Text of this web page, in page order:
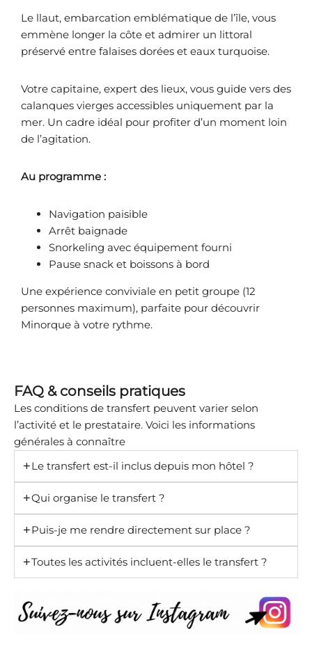
Le llaut, embarcation emblématique de l’île, vous
emmène longer la côte et admirer un littoral
préservé entre falaises dorées et eaux turquoise.
Votre capitaine, expert des lieux, vous guide vers des
calanques vierges accessibles uniquement par la
mer. Un cadre idéal pour profiter d’un moment loin
de l’agitation.
Au programme :
Navigation paisible
Arrêt baignade
Snorkeling avec équipement fourni
Pause snack et boissons à bord
Une expérience conviviale en petit groupe (12
personnes maximum), parfaite pour découvrir
Minorque à votre rythme.
FAQ & conseils pratiques
Les conditions de transfert peuvent varier selon
l’activité et le prestataire. Voici les informations
générales à connaître
Le transfert est-il inclus depuis mon hôtel ?
Qui organise le transfert ?
Puis-je me rendre directement sur place ?
Toutes les activités incluent-elles le transfert ?